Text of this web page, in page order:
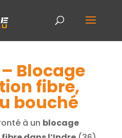
Blocage
fibre,
bouché
à un blocage